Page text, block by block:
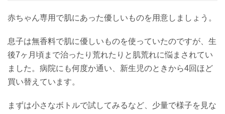
赤ちゃん専用で肌にあった優しいものを用意しましょう。
息子は無香料で肌に優しいものを使っていたのですが、生
後7ヶ月頃まで治ったり荒れたりと肌荒れに悩まされてい
ました。病院にも何度か通い、新生児のときから4回ほど
買い替えています。
まずは小さなボトルで試してみるなど、少量で様子を見な